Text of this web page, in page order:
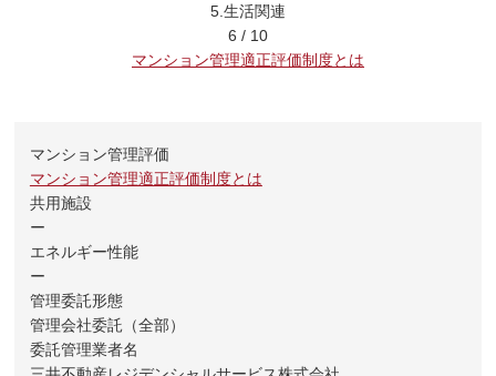
5.生活関連
6 / 10
マンション管理適正評価制度とは
マンション管理評価
マンション管理適正評価制度とは
共用施設
ー
エネルギー性能
ー
管理委託形態
管理会社委託（全部）
委託管理業者名